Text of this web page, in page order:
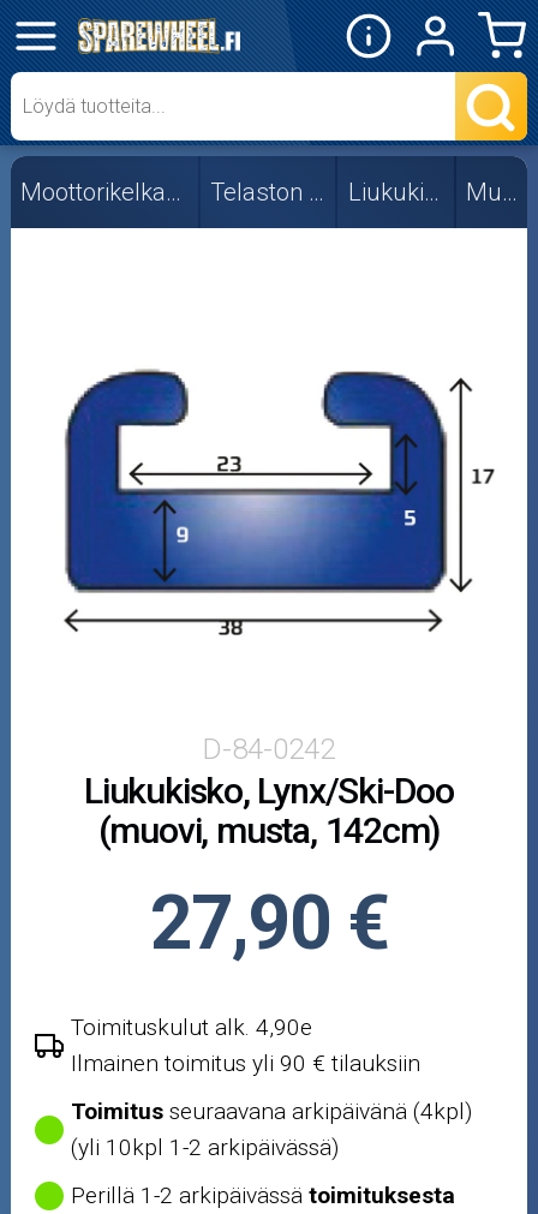
✕
Mopon osat
Skootterin osat
Crossipyörän osat
Mopoauton osat
Mönkijän osat
Puutarha ja metsä
Ajovarusteet
Öljyt ja kemikaalit
Työkalut
Outlet-tuotteet
Moottorikelkan osat Telaston osat Liukukiskot Muovi
D-84-0242
Liukukisko, Lynx/Ski-Doo
(muovi, musta, 142cm)
27,90 €
Toimituskulut alk. 4,90e
Ilmainen toimitus yli 90 € tilauksiin
Toimitus seuraavana arkipäivänä (4kpl)
(yli 10kpl 1-2 arkipäivässä)
Perillä 1-2 arkipäivässätoimituksesta